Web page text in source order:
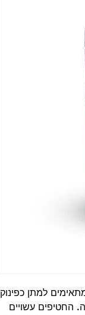
למתן כפינוק
החטיפים עשויים